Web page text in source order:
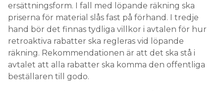
ersättningsform. I fall med löpande räkning ska
priserna för material slås fast på förhand. I tredje
hand bör det finnas tydliga villkor i avtalen för hur
retroaktiva rabatter ska regleras vid löpande
räkning. Rekommendationen är att det ska stå i
avtalet att alla rabatter ska komma den offentliga
beställaren till godo.